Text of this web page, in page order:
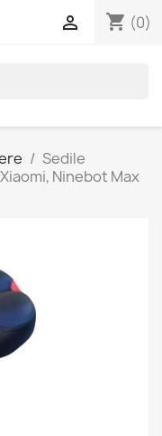
shopping_cart (0)

Sedile
Ninebot Max